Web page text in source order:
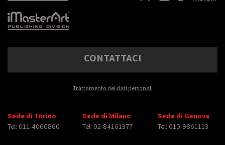
CONTATTACI
Trattamento dei dati personali
Sede di Torino
Tel: 011-4060860
Sede di Milano
Tel: 02-84161377
Sede di Genova
Tel: 010-9861113